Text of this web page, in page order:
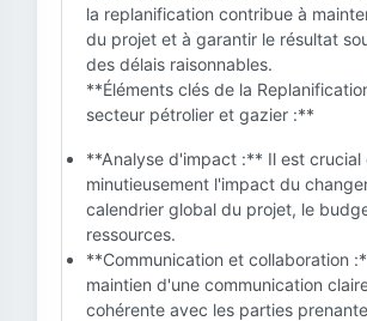
la replanification contribue à
du projet et à garantir le résultat
des délais raisonnables.
**Éléments clés de la
secteur pétrolier et gazier :**
**Analyse d'impact :** Il est crucial
minutieusement l'impact du
calendrier global du projet, le
ressources.
**Communication et collaboration
maintien d'une communication
cohérente avec les parties